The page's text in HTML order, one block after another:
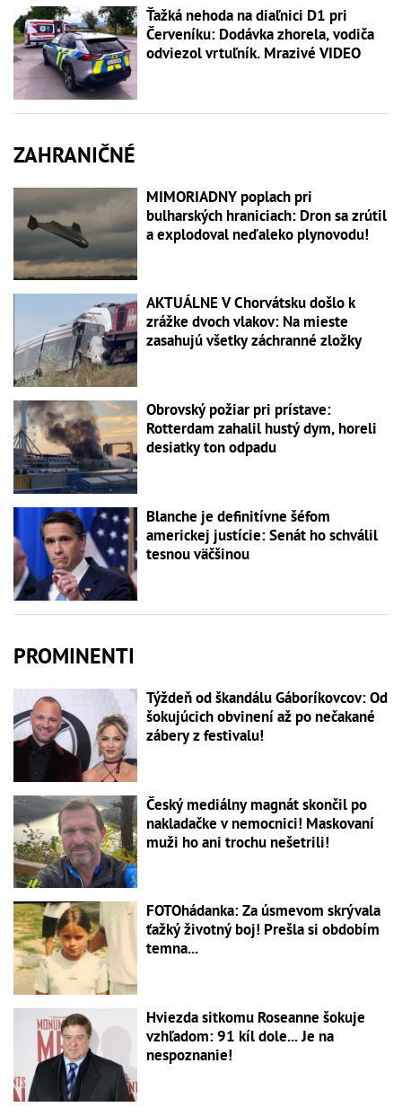
Ťažká nehoda na diaľnici D1 pri
Červeníku: Dodávka zhorela, vodiča
odviezol vrtuľník. Mrazivé VIDEO
ZAHRANIČNÉ
MIMORIADNY poplach pri
bulharských hraniciach: Dron sa zrútil
a explodoval neďaleko plynovodu!
AKTUÁLNE V Chorvátsku došlo k
zrážke dvoch vlakov: Na mieste
zasahujú všetky záchranné zložky
Obrovský požiar pri prístave:
Rotterdam zahalil hustý dym, horeli
desiatky ton odpadu
Blanche je definitívne šéfom
americkej justície: Senát ho schválil
tesnou väčšinou
PROMINENTI
Týždeň od škandálu Gáboríkovcov: Od
šokujúcich obvinení až po nečakané
zábery z festivalu!
Český mediálny magnát skončil po
nakladačke v nemocnici! Maskovaní
muži ho ani trochu nešetrili!
FOTOhádanka: Za úsmevom skrývala
ťažký životný boj! Prešla si obdobím
temna...
Hviezda sitkomu Roseanne šokuje
vzhľadom: 91 kíl dole... Je na
nespoznanie!